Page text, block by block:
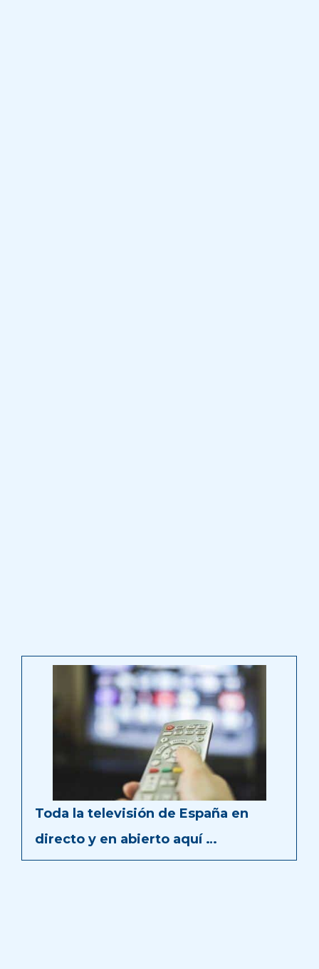
Toda la televisión de España en
directo y en abierto aquí …